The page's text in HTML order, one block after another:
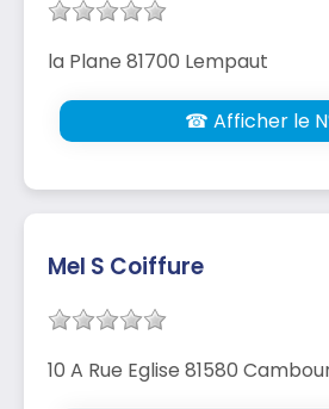
la Plane 81700 Lempaut
☎ Afficher le
Mel S Coiffure
10 A Rue Eglise 81580